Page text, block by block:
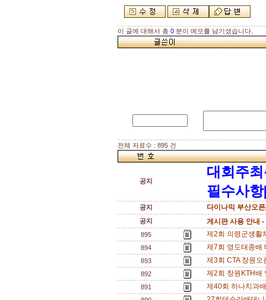
이 글에 대해서 총 0 분이 메모를 남기셨습니다.
전체 자료수 : 895 건
공지
대회주
필수사
공지 다이나믹 부산오
공지 게시판 사용 안내 -
895 제2회 의령군생활
894 제7회 영도태종배
893 제3회 CTA 창원
892 제2회 창원KTH배
891 제40회 하나치과